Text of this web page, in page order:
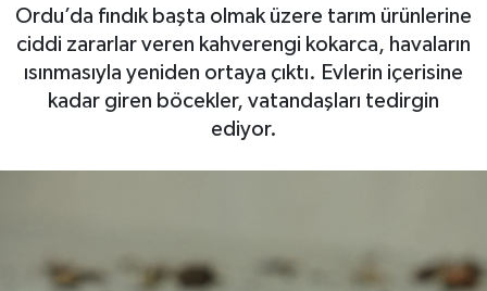
Ordu’da fındık başta olmak üzere tarım ürünlerine
ciddi zararlar veren kahverengi kokarca, havaların
ısınmasıyla yeniden ortaya çıktı. Evlerin içerisine
kadar giren böcekler, vatandaşları tedirgin
ediyor.
Otovitrin
Asayiş
Spor
Haber Arşivi